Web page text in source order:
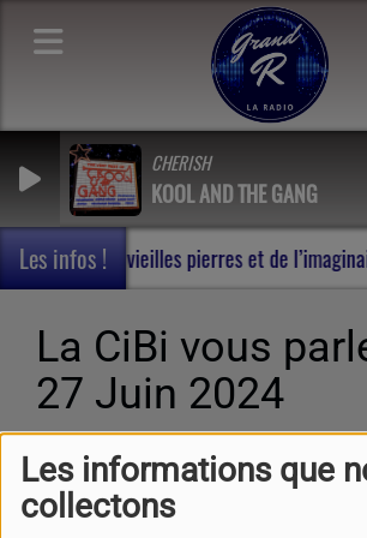
Les informations que
collectons
CHERISH
KOOL AND THE GANG
Les infos !
, au milieu des vieilles pierres et de
La CiBi vous
27 Juin 2024